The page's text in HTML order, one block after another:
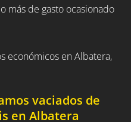
más de gasto ocasionado
económicos en Albatera,
vaciados de
en Albatera